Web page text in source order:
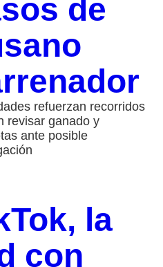
de
refuerzan recorridos
revisar ganado y
ante posible
la
con